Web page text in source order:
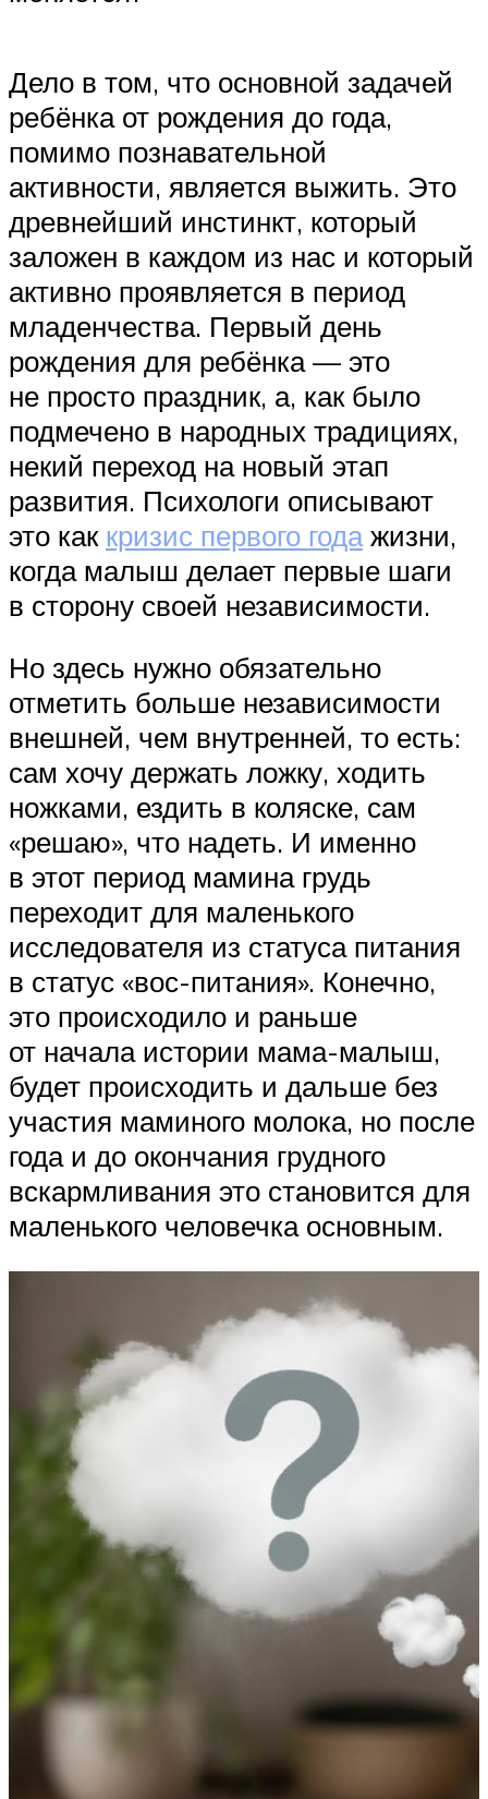
Дело в том, что основной задачей
ребёнка от рождения до года,
помимо познавательной
активности, является выжить. Это
древнейший инстинкт, который
заложен в каждом из нас и который
активно проявляется в период
младенчества. Первый день
рождения для ребёнка — это
не просто праздник, а, как было
подмечено в народных традициях,
некий переход на новый этап
развития. Психологи описывают
это как кризис первого годажизни,
когда малыш делает первые шаги
в сторону своей независимости.
Но здесь нужно обязательно
отметить больше независимости
внешней, чем внутренней, то есть:
сам хочу держать ложку, ходить
ножками, ездить в коляске, сам
«решаю», что надеть. И именно
в этот период мамина грудь
переходит для маленького
исследователя из статуса питания
в статус «вос-питания». Конечно,
это происходило и раньше
от начала истории мама-малыш,
будет происходить и дальше без
участия маминого молока, но после
года и до окончания грудного
вскармливания это становится для
маленького человечка основным.